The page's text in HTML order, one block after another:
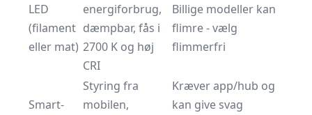
LED
(filament
eller mat)
energiforbrug,
dæmpbar, fås i
2700 K og høj
CRI
Billige modeller kan
flimre - vælg
flimmerfri
Smart-
Styring fra
mobilen,
Kræver app/hub og
kan give svag